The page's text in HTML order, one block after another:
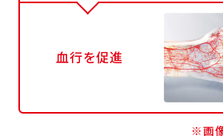
血行を促進
※画